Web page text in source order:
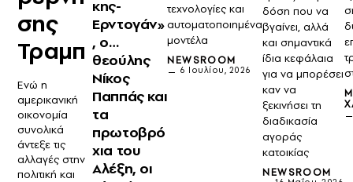
σης
Τραμπ
Ενώ η
αμερικανική
οικονομία
συνολικά
άντεξε τις
αλλαγές στην
πολιτική και
κης-
Ερντογάν»
, ο…
θεούλης
Νίκος
Παππάς και
τα
πρωτοβρό
χια του
Αλέξη, οι
τεχνολογίες και
αυτοματοποιημένα
μοντέλα
NEWSROOM
6 Ιουλίου, 2026
δόση που να
βγαίνει, αλλά
και σημαντικά
ίδια κεφάλαια
για να μπορέσει
καν να
ξεκινήσει τη
διαδικασία
αγοράς
κατοικίας
NEWSROOM